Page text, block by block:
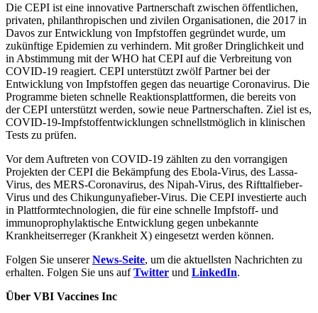
Die CEPI ist eine innovative Partnerschaft zwischen öffentlichen,
privaten, philanthropischen und zivilen Organisationen, die 2017 in
Davos zur Entwicklung von Impfstoffen gegründet wurde, um
zukünftige Epidemien zu verhindern. Mit großer Dringlichkeit und
in Abstimmung mit der WHO hat CEPI auf die Verbreitung von
COVID-19 reagiert. CEPI unterstützt zwölf Partner bei der
Entwicklung von Impfstoffen gegen das neuartige Coronavirus. Die
Programme bieten schnelle Reaktionsplattformen, die bereits von
der CEPI unterstützt werden, sowie neue Partnerschaften. Ziel ist es,
COVID-19-Impfstoffentwicklungen schnellstmöglich in klinischen
Tests zu prüfen.
Vor dem Auftreten von COVID-19 zählten zu den vorrangigen
Projekten der CEPI die Bekämpfung des Ebola-Virus, des Lassa-
Virus, des MERS-Coronavirus, des Nipah-Virus, des Rifttalfieber-
Virus und des Chikungunyafieber-Virus. Die CEPI investierte auch
in Plattformtechnologien, die für eine schnelle Impfstoff- und
immunoprophylaktische Entwicklung gegen unbekannte
Krankheitserreger (Krankheit X) eingesetzt werden können.
Folgen Sie unsererNews-Seite, um die aktuellsten Nachrichten zu
erhalten. Folgen Sie uns aufTwitter und LinkedIn.
Über VBI Vaccines Inc